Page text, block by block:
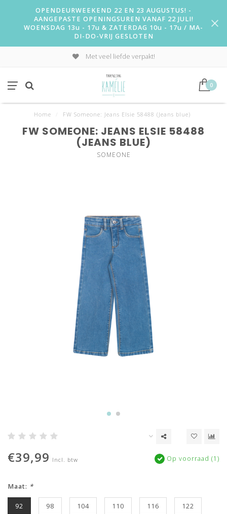
OPENDEURWEEKEND 22 EN 23 AUGUSTUS! -
AANGEPASTE OPENINGSUREN VANAF 22 JULI!
WOENSDAG 13u - 17u & ZATERDAG 10u - 17u / MA-
DI-DO-VRIJ GESLOTEN
Met veel liefde verpakt!
0
Home FW Someone: Jeans Elsie 58488 (Jeans blue)
FW SOMEONE: JEANS ELSIE 58488
(JEANS BLUE)
SOMEONE
€39,99 Incl. btw Op voorraad (1)
Maat: *
92 98 104 110 116 122